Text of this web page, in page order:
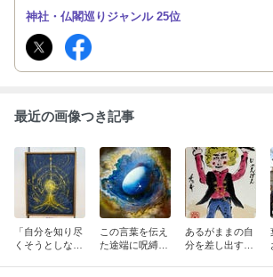
めています。 三重県明和町の斎宮の近くの古民
然農法）をしながら日々の暮らしを綴っていま
神社・仏閣巡りジャンル 25位
最近の画像つき記事
「自分を知り尽
くそうとしなく
この言葉を伝え
た途端に呪縛か
あるがままの自
分を差し出すと